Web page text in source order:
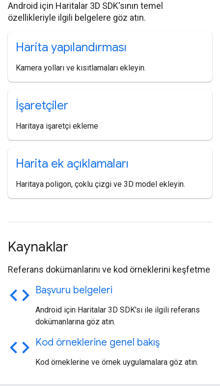
Android için Haritalar 3D SDK'sının temel
özellikleriyle ilgili belgelere göz atın.
Harita yapılandırması
Kamera yolları ve kısıtlamaları ekleyin.
İşaretçiler
Haritaya işaretçi ekleme
Harita ek açıklamaları
Haritaya poligon, çoklu çizgi ve 3D model ekleyin.
Kaynaklar
Referans dokümanlarını ve kod örneklerini keşfetme
code Başvuru belgeleri
Android için Haritalar 3D SDK'sı ile ilgili referans
dokümanlarına göz atın.
code Kod örneklerine genel bakış
Kod örneklerine ve örnek uygulamalara göz atın.